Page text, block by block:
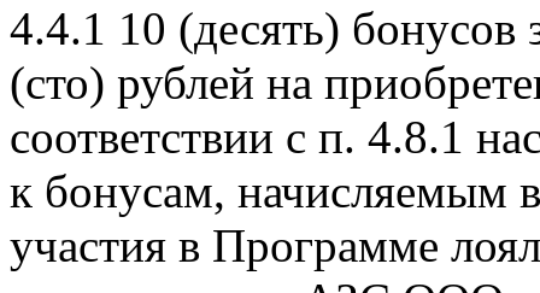
4.4.1 10 (десять)
(сто) рублей на
соответствии с п. 4.8.1
к бонусам, начисляемым
участия в Программе